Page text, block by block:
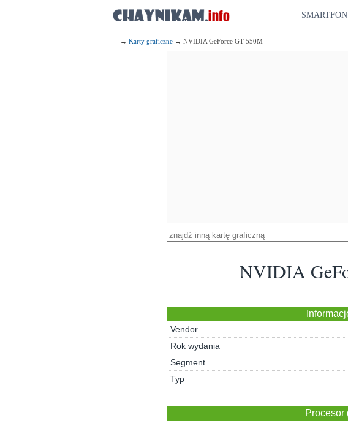
→ Karty graficzne → NVIDIA GeForce GT 550M
NVIDIA
Vendor
Rok wydania
Segment
Typ
Procesor